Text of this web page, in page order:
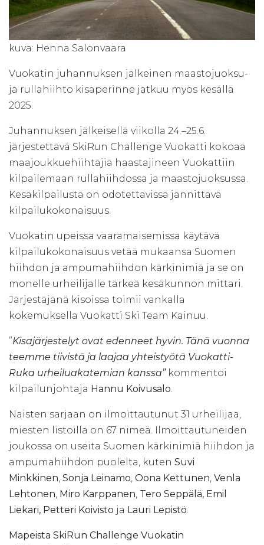
kuva: Henna Salonvaara
Vuokatin juhannuksen jälkeinen maastojuoksu-
ja rullahiihto kisaperinne jatkuu myös kesällä
2025.
Juhannuksen jälkeisellä viikolla 24.–25.6.
järjestettävä SkiRun Challenge Vuokatti kokoaa
maajoukkuehiihtäjiä haastajineen Vuokattiin
kilpailemaan rullahiihdossa ja maastojuoksussa.
Kesäkilpailusta on odotettavissa jännittävä
kilpailukokonaisuus.
Vuokatin upeissa vaaramaisemissa käytävä
kilpailukokonaisuus vetää mukaansa Suomen
hiihdon ja ampumahiihdon kärkinimiä ja se on
monelle urheilijalle tärkeä kesäkunnon mittari.
Järjestäjänä kisoissa toimii vankalla
kokemuksella Vuokatti Ski Team Kainuu.
”Kisajärjestelyt ovat edenneet hyvin. Tänä vuonna
teemme tiivistä ja laajaa yhteistyötä Vuokatti-
Ruka urheiluakatemian kanssa” kommentoi
kilpailunjohtaja Hannu Koivusalo.
Naisten sarjaan on ilmoittautunut 31 urheilijaa,
miesten listoilla on 67 nimeä. Ilmoittautuneiden
joukossa on useita Suomen kärkinimiä hiihdon ja
ampumahiihdon puolelta, kuten Suvi
Minkkinen, Sonja Leinamo, Oona Kettunen, Venla
Lehtonen, Miro Karppanen, Tero Seppälä, Emil
Liekari, Petteri Koivisto ja Lauri Lepistö.
Mapeista SkiRun Challenge Vuokatin